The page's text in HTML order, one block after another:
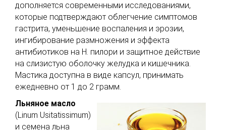
дополняется современными исследованиями,
которые подтверждают облегчение симптомов
гастрита, уменьшение воспаления и эрозии,
ингибирование размножения и эффекта
антибиотиков на H. пилори и защитное действие
на слизистую оболочку желудка и кишечника.
Мастика доступна в виде капсул, принимать
ежедневно от 1 до 2 грамм.
Льняное масло
(Linum Usitatissimum)
и семена льна